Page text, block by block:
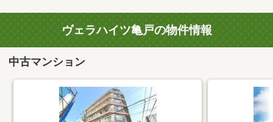
ヴェラハイツ亀戸の物件情報
中古マンション